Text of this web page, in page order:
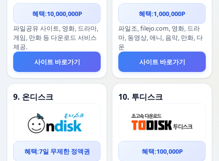
혜택:10,000,000P
파일공유 사이트, 영화, 드라마,
게임, 만화 등 다운로드 서비스
제공.
사이트 바로가기
혜택:1,000,000P
파일조, filejo.com, 영화, 드라
마, 동영상, 애니, 음악, 만화, 다
운
사이트 바로가기
9. 온디스크
혜택:7일 무제한 정액권
10. 투디스크
혜택:100,000P